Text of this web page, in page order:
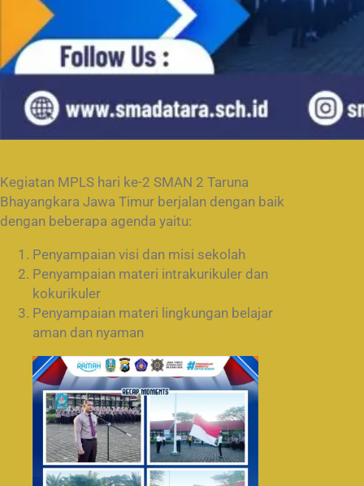
Kegiatan MPLS hari ke-2 SMAN 2 Taruna
Bhayangkara Jawa Timur berjalan dengan baik
dengan beberapa agenda yaitu:
Penyampaian visi dan misi sekolah
Penyampaian materi intrakurikuler dan
kokurikuler
Penyampaian materi lingkungan belajar
aman dan nyaman